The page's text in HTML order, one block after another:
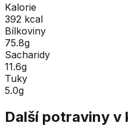
Kalorie
392 kcal
Bílkoviny
75.8g
Sacharidy
11.6g
Tuky
5.0g
Další potraviny v